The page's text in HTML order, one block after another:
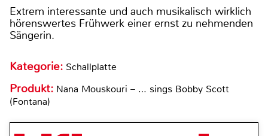
Extrem interessante und auch musikalisch wirklich
hörenswertes Frühwerk einer ernst zu nehmenden
Sängerin.
Kategorie: Schallplatte
Produkt: Nana Mouskouri – … sings Bobby Scott
(Fontana)